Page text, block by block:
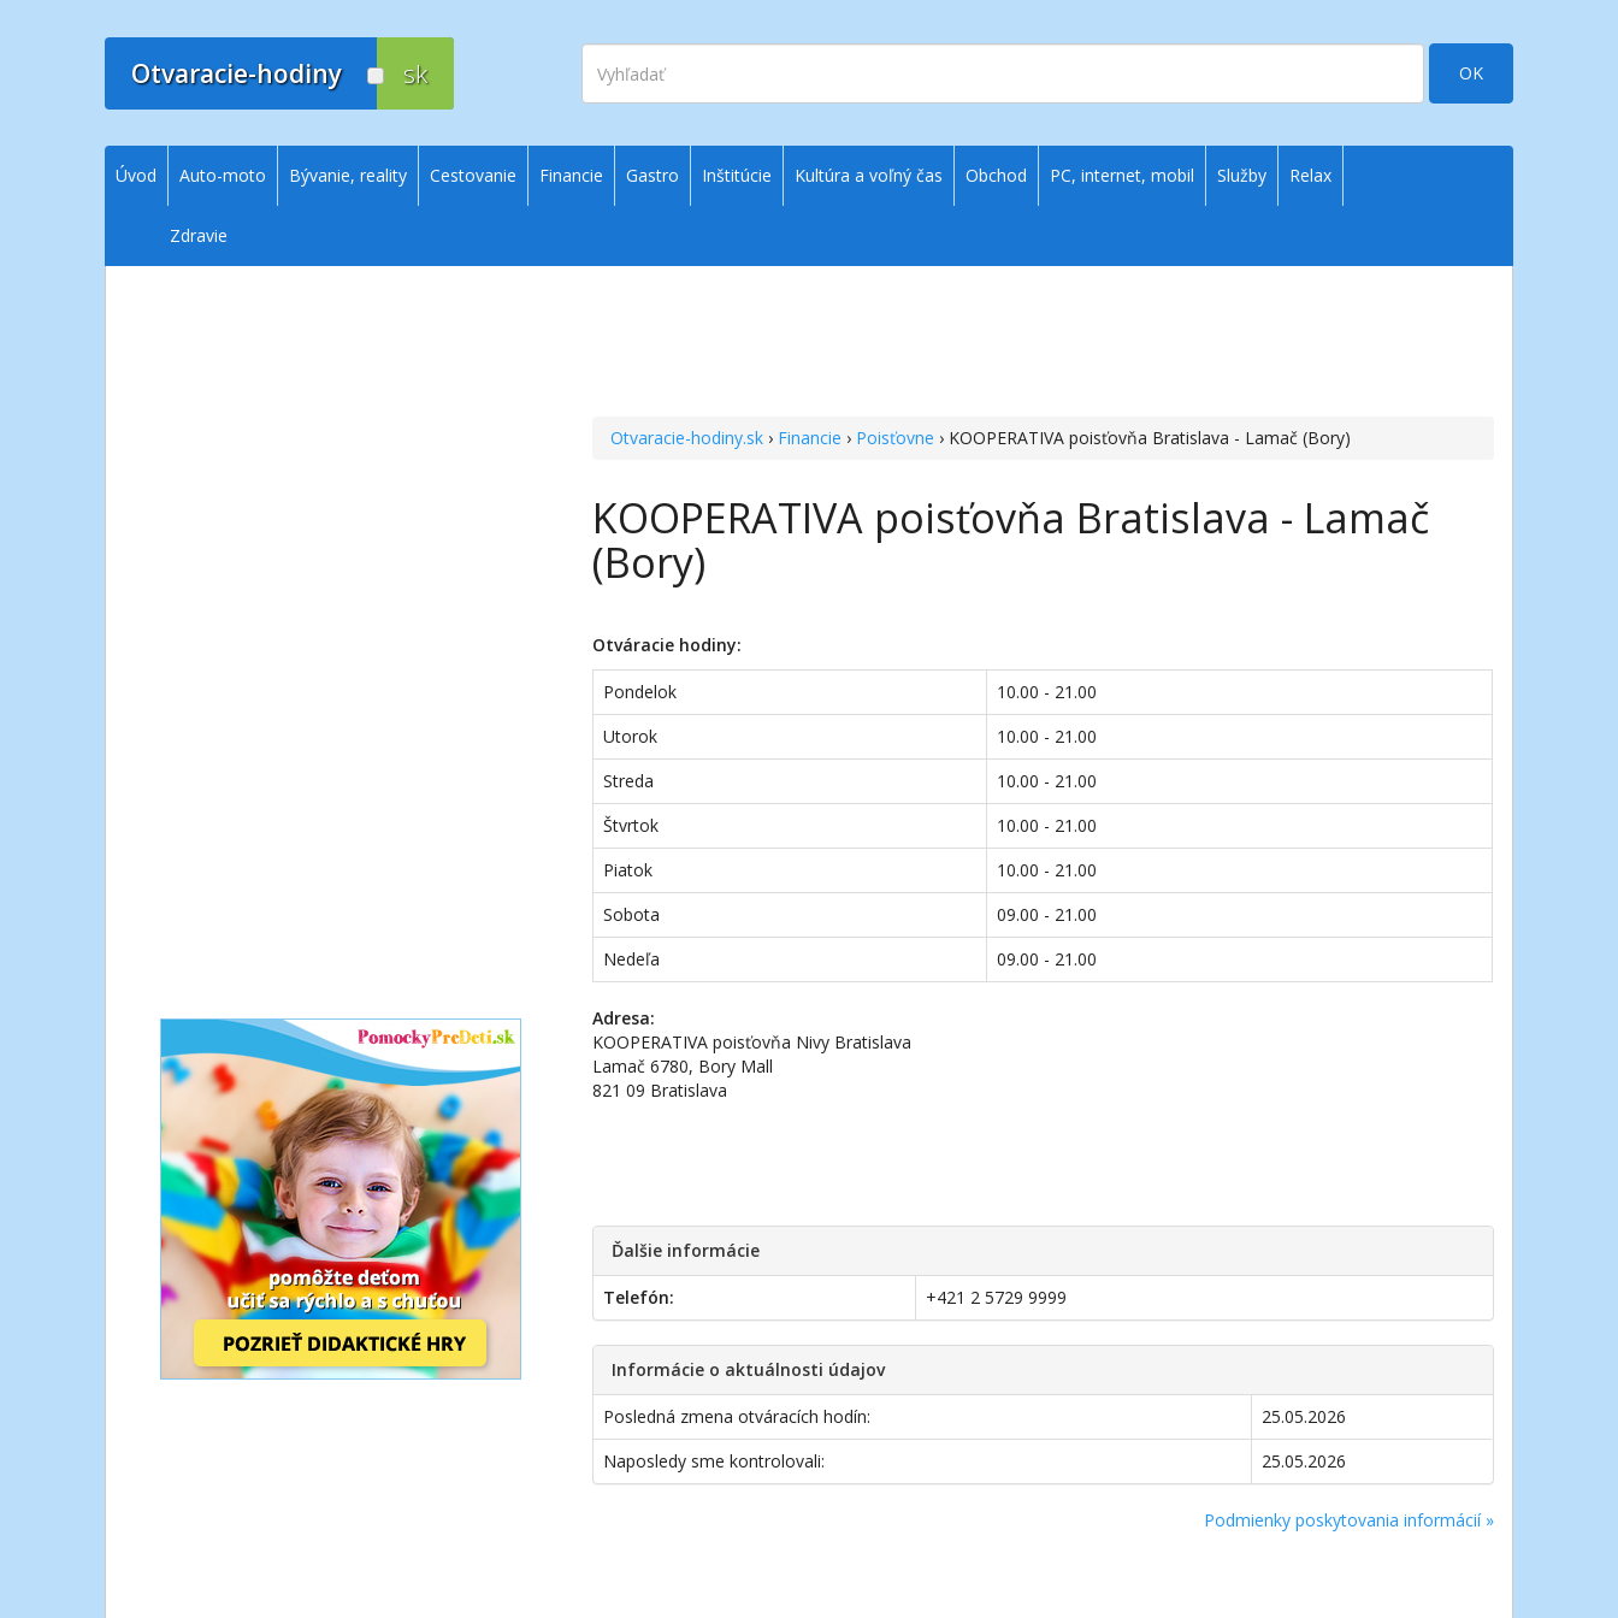
Otvaracie-hodiny sk
Vyhľadať
OK
Otvaracie-hodiny.sk › Financie › Poisťovne › KOOPERATIVA poisťovňa Bratislava - Lamač (Bory)
KOOPERATIVA poisťovňa Bratislava - Lamač
(Bory)
Otváracie hodiny:
Pondelok
10.00 - 21.00
Utorok
10.00 - 21.00
Streda
10.00 - 21.00
Štvrtok
10.00 - 21.00
Piatok
10.00 - 21.00
Sobota
09.00 - 21.00
Nedeľa
09.00 - 21.00
Adresa:
KOOPERATIVA poisťovňa Nivy Bratislava
Lamač 6780, Bory Mall
821 09 Bratislava
Ďalšie informácie
Telefón: +421 2 5729 9999
Informácie o aktuálnosti údajov
Posledná zmena otváracích hodín:
25.05.2026
Naposledy sme kontrolovali:
25.05.2026
Podmienky poskytovania informácií »
Úvod Auto-moto Bývanie, reality Cestovanie Financie Gastro Inštitúcie Kultúra a voľný čas Obchod PC, internet, mobil Služby Relax
Zdravie